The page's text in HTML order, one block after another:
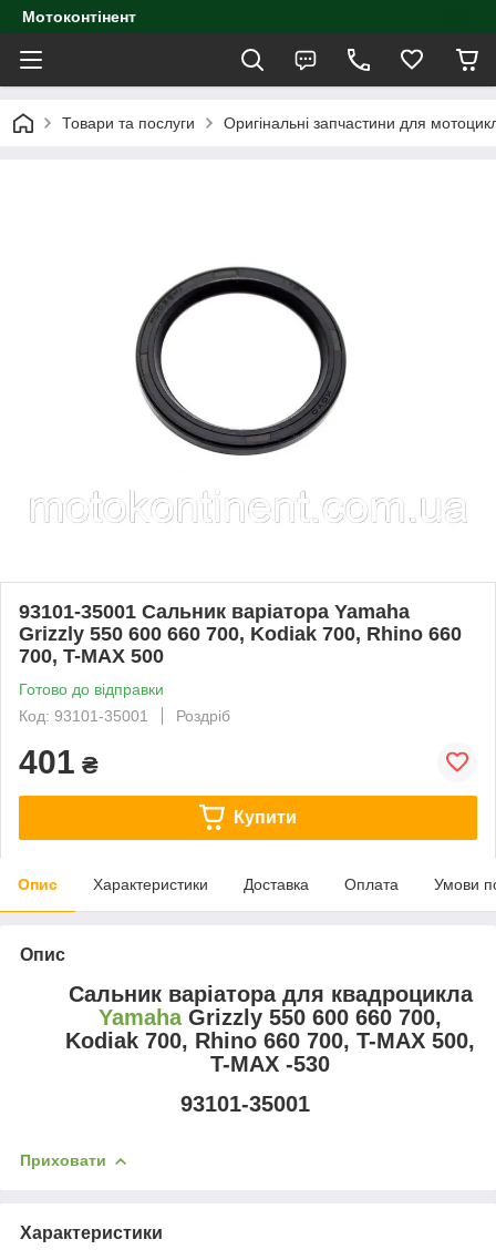
Мотоконтінент
Товари та послуги Оригінальні запчастини для
93101-35001 Сальник варіатора Yamaha
Grizzly 550 600 660 700, Kodiak 700, Rhino 660
700, T-MAX 500
Готово до відправки
Код: 93101-35001
Роздріб
401 ₴
Купити
Опис Характеристики Доставка Оплата Умови
Опис
Сальник варіатора для квадроцикла
YamahaGrizzly 550 600 660 700,
Kodiak 700, Rhino 660 700, T-MAX 500,
T-MAX -530
93101-35001
Приховати
Характеристики